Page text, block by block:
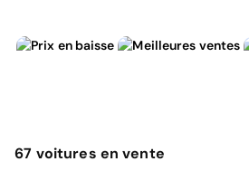
67 voitures en vente